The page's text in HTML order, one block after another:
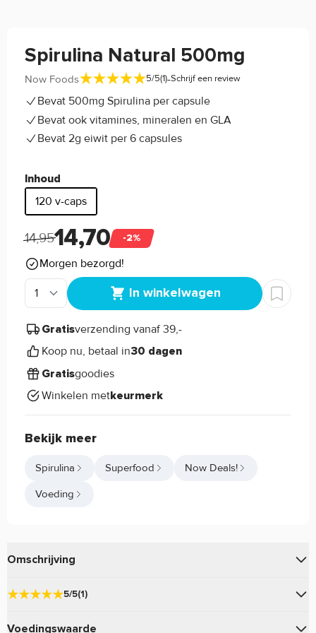
Spirulina Natural 500mg
Now Foods 5/5(1)-Schrijf een review
Bevat 500mg Spirulina per capsule
Bevat ook vitamines, mineralen en GLA
Bevat 2g eiwit per 6 capsules
Inhoud
120 v-caps
14,9514,70 -2%
Morgen bezorgd!
In winkelwagen
Gratisverzending vanaf 39,-
Koop nu, betaal in30 dagen
Gratisgoodies
Winkelen metkeurmerk
Bekijk meer
Spirulina Superfood Now Deals!
Voeding
Omschrijving
Spirulina Natural 500mg van Now Foods bevat 500mg
5/5(1)
Voedingswaarde